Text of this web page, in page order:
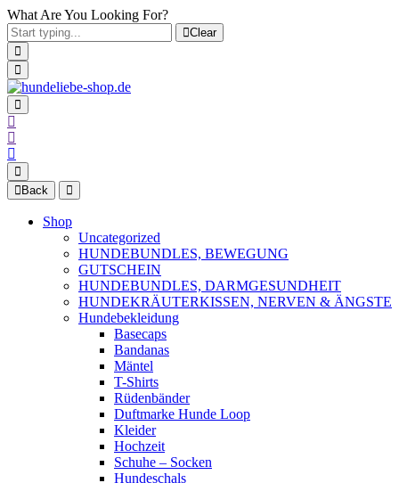
What Are You Looking For?
Clear
Back
Shop
Uncategorized
HUNDEBUNDLES, BEWEGUNG
GUTSCHEIN
HUNDEBUNDLES, DARMGESUNDHEIT
HUNDEKRÄUTERKISSEN, NERVEN & ÄNGSTE
Hundebekleidung
Basecaps
Bandanas
Mäntel
T-Shirts
Rüdenbänder
Duftmarke Hunde Loop
Kleider
Hochzeit
Schuhe – Socken
Hundeschals